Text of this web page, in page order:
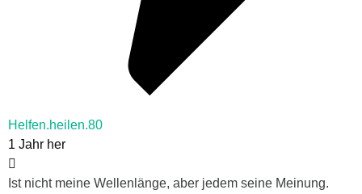
Helfen.heilen.80
1 Jahr her
Ist nicht meine Wellenlänge, aber jedem seine Meinung.